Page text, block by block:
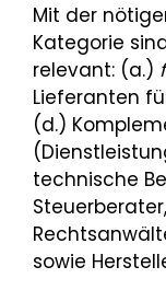
Mit der
Kategorie
relevant: (a.)
Lieferanten
(d.)
technische
sowie